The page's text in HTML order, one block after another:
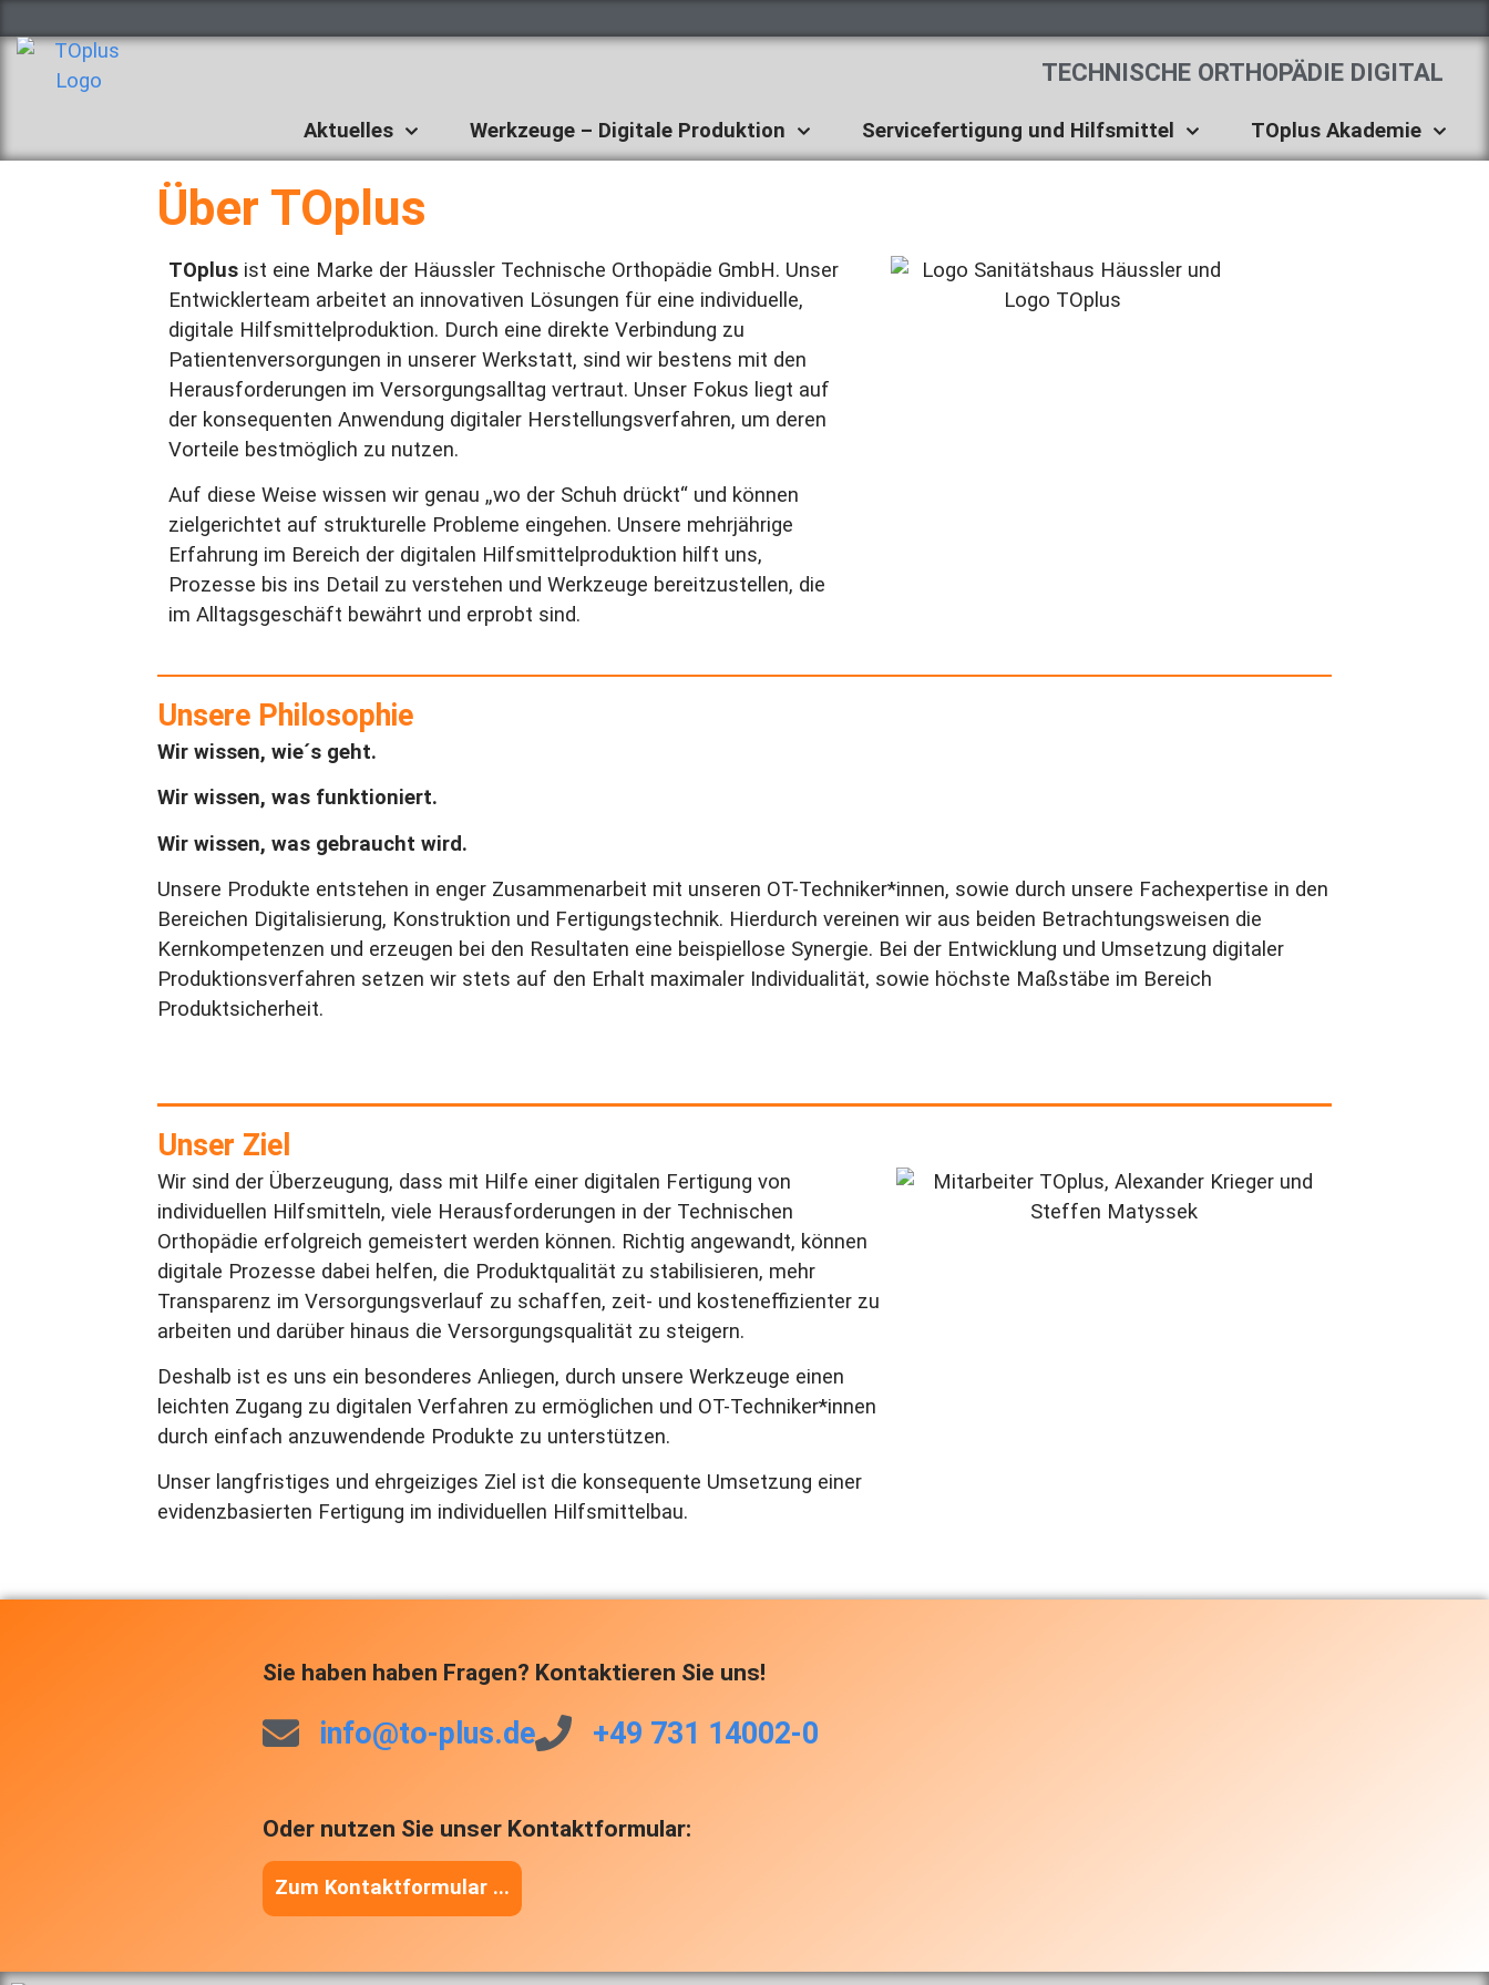
Aktuelles Werkzeuge – Digitale Produktion Servicefertigung und Hilfsmittel TOplus Akademie
TECHNISCHE ORTHOPÄDIE DIGITAL
Über TOplus
TOplus ist eine Marke der Häussler Technische Orthopädie GmbH. Unser
Entwicklerteam arbeitet an innovativen Lösungen für eine individuelle,
digitale Hilfsmittelproduktion. Durch eine direkte Verbindung zu
Patientenversorgungen in unserer Werkstatt, sind wir bestens mit den
Herausforderungen im Versorgungsalltag vertraut. Unser Fokus liegt auf
der konsequenten Anwendung digitaler Herstellungsverfahren, um deren
Vorteile bestmöglich zu nutzen.
Auf diese Weise wissen wir genau „wo der Schuh drückt“ und können
zielgerichtet auf strukturelle Probleme eingehen. Unsere mehrjährige
Erfahrung im Bereich der digitalen Hilfsmittelproduktion hilft uns,
Prozesse bis ins Detail zu verstehen und Werkzeuge bereitzustellen, die
im Alltagsgeschäft bewährt und erprobt sind.
Unsere Philosophie
Wir wissen, wie´s geht.
Wir wissen, was funktioniert.
Wir wissen, was gebraucht wird.
Unsere Produkte entstehen in enger Zusammenarbeit mit unseren OT-Techniker*innen, sowie durch unsere Fachexpertise in den
Bereichen Digitalisierung, Konstruktion und Fertigungstechnik. Hierdurch vereinen wir aus beiden Betrachtungsweisen die
Kernkompetenzen und erzeugen bei den Resultaten eine beispiellose Synergie. Bei der Entwicklung und Umsetzung digitaler
Produktionsverfahren setzen wir stets auf den Erhalt maximaler Individualität, sowie höchste Maßstäbe im Bereich
Produktsicherheit.
Unser Ziel
Wir sind der Überzeugung, dass mit Hilfe einer digitalen Fertigung von
individuellen Hilfsmitteln, viele Herausforderungen in der Technischen
Orthopädie erfolgreich gemeistert werden können. Richtig angewandt, können
digitale Prozesse dabei helfen, die Produktqualität zu stabilisieren, mehr
Transparenz im Versorgungsverlauf zu schaffen, zeit- und kosteneffizienter zu
arbeiten und darüber hinaus die Versorgungsqualität zu steigern.
Deshalb ist es uns ein besonderes Anliegen, durch unsere Werkzeuge einen
leichten Zugang zu digitalen Verfahren zu ermöglichen und OT-Techniker*innen
durch einfach anzuwendende Produkte zu unterstützen.
Unser langfristiges und ehrgeiziges Ziel ist die konsequente Umsetzung einer
evidenzbasierten Fertigung im individuellen Hilfsmittelbau.
Sie haben haben Fragen? Kontaktieren Sie uns!
info@to-plus.de +49 731 14002-0
Oder nutzen Sie unser Kontaktformular:
Zum Kontaktformular ...